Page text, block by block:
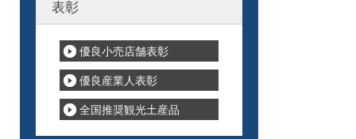
表彰
優良小売店舗表彰
優良産業人表彰
全国推奨観光土産品